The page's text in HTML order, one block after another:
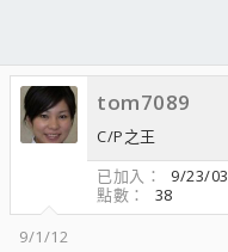
tom7089
C/P之王
已加入
9/23/03
點數
38
9/1/12